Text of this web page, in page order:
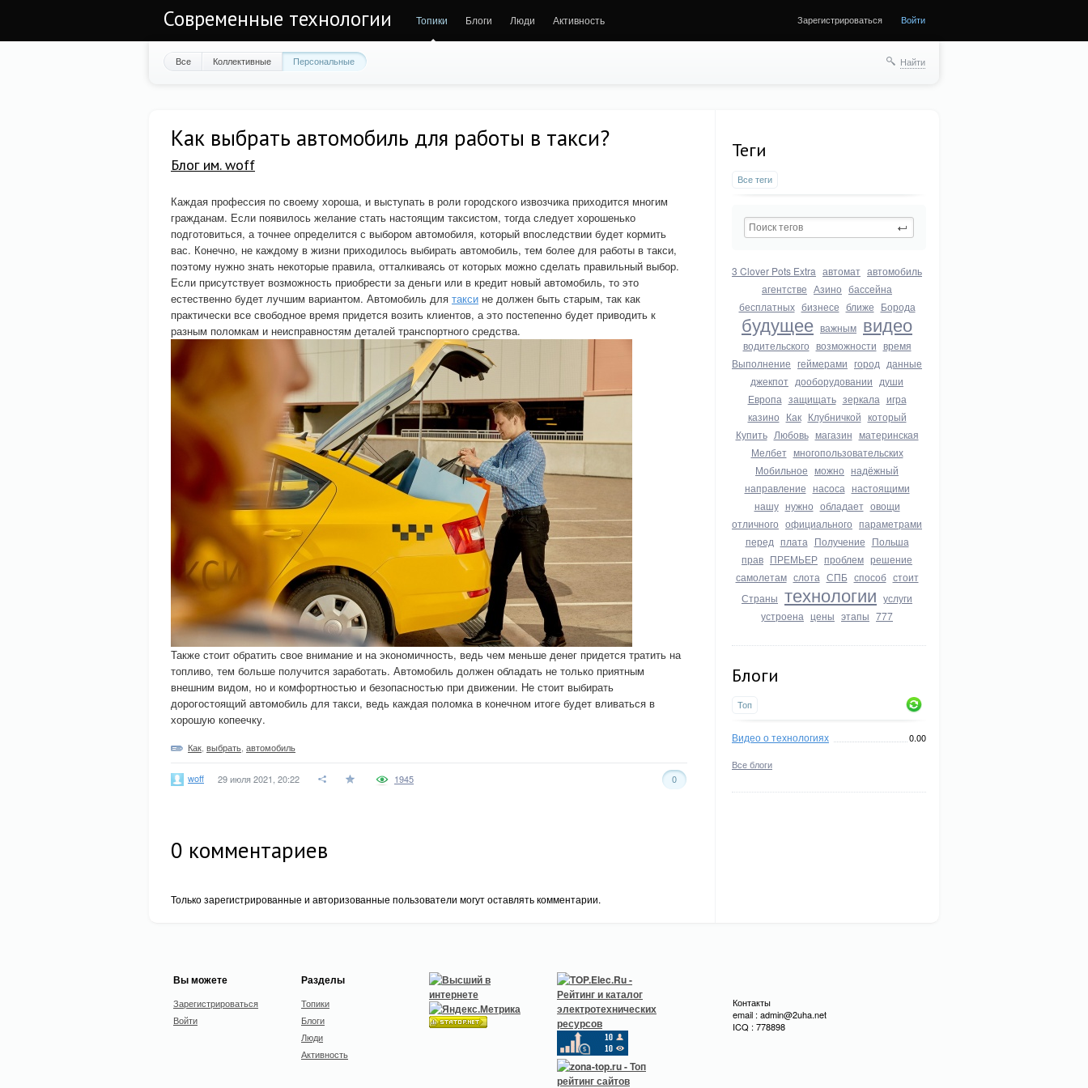
Современные технологии Топики Блоги Люди Активность Зарегистрироваться Войти
Все Коллективные Персональные Найти
Теги
Все теги
3 Clover Pots Extra автомат автомобиль
агентстве Азино бассейна
бесплатных бизнесе ближе Борода
будущее важным видео
водительского возможности время
Выполнение геймерами город данные
джекпот дооборудовании души
Европа защищать зеркала игра
казино Как Клубничкой который
Купить Любовь магазин материнская
Мелбет многопользовательских
Мобильное можно надёжный
направление насоса настоящими
нашу нужно обладает овощи
отличного официального параметрами
перед плата Получение Польша
прав ПРЕМЬЕР проблем решение
самолетам слота СПБ способ стоит
Страны технологии услуги
устроена цены этапы 777
Блоги
Топ
Видео о технологиях 0.00
Все блоги
Как выбрать автомобиль для работы в такси?
Блог им. woff
Каждая профессия по своему хороша, и выступать в роли городского извозчика приходится многим
гражданам. Если появилось желание стать настоящим таксистом, тогда следует хорошенько
подготовиться, а точнее определится с выбором автомобиля, который впоследствии будет кормить
вас. Конечно, не каждому в жизни приходилось выбирать автомобиль, тем более для работы в такси,
поэтому нужно знать некоторые правила, отталкиваясь от которых можно сделать правильный выбор.
Если присутствует возможность приобрести за деньги или в кредит новый автомобиль, то это
естественно будет лучшим вариантом. Автомобиль для такси не должен быть старым, так как
практически все свободное время придется возить клиентов, а это постепенно будет приводить к
разным поломкам и неисправностям деталей транспортного средства.
Также стоит обратить свое внимание и на экономичность, ведь чем меньше денег придется тратить на
топливо, тем больше получится заработать. Автомобиль должен обладать не только приятным
внешним видом, но и комфортностью и безопасностью при движении. Не стоит выбирать
дорогостоящий автомобиль для такси, ведь каждая поломка в конечном итоге будет вливаться в
хорошую копеечку.
Как выбрать автомобиль
woff 29 июля 2021, 20:22 0
1945
0 комментариев
Только зарегистрированные и авторизованные пользователи могут оставлять комментарии.
Вы можете
Зарегистрироваться
Войти
Разделы
Топики
Блоги
Люди
Активность
Контакты
email : admin@2uha.net
ICQ : 778898